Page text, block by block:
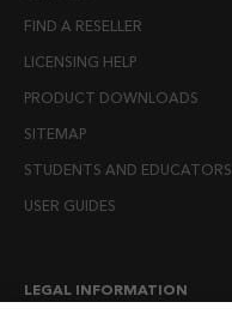
FIND A RESELLER
LICENSING HELP
PRODUCT DOWNLOADS
SITEMAP
STUDENTS AND EDUCATORS
USER GUIDES
LEGAL INFORMATION